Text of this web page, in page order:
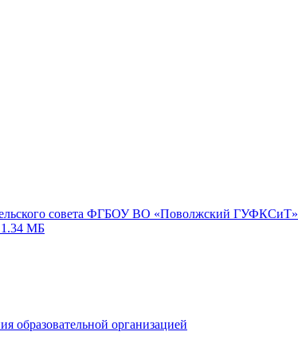
совета ФГБОУ ВО «Поволжский ГУФКСиТ»
МБ
образовательной организацией